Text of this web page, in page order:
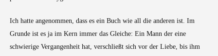
Ich hatte angenommen, dass es ein Buch wie all die anderen ist. Im
Grunde ist es ja im Kern immer das Gleiche: Ein Mann der eine
schwierige Vergangenheit hat, verschließt sich vor der Liebe, bis ihm